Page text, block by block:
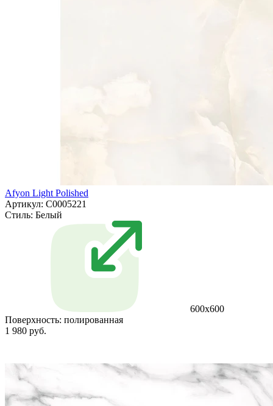
Afyon Light Polished
Артикул: С0005221
Стиль: Белый
600x600
Поверхность: полированная
1 980 руб.